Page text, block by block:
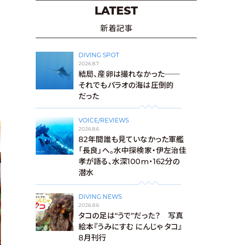
LATEST
新着記事
DIVING SPOT
2026.8.7
結局、産卵は撮れなかった──
それでもパラオの海は圧倒的
だった
VOICE/REVIEWS
2026.8.6
82年間誰も見ていなかった軍艦
「長良」へ。水中探検家・伊左治佳
孝が語る、水深100m・162分の
潜水
DIVING NEWS
2026.8.6
タコの足は“うで”だった？ 写真
絵本『うみにすむ にんじゃ タコ』
8月刊行